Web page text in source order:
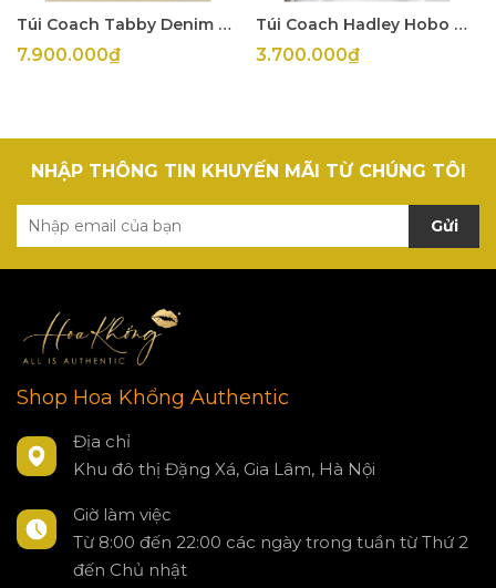
Túi Coach Tabby Denim Tím
7.900.000₫
Túi Coach Hadley Hobo Mini
3.700.000₫
NHẬP THÔNG TIN KHUYẾN MÃI TỪ CHÚNG TÔI
Gửi
Shop Hoa Khổng Authentic
Địa chỉ
Khu đô thị Đặng Xá, Gia Lâm, Hà Nội
Giờ làm việc
Từ 8:00 đến 22:00 các ngày trong tuần từ Thứ 2
đến Chủ nhật